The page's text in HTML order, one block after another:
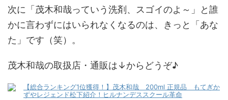
次に「茂木和哉っていう洗剤、スゴイのよ～」と誰
かに言わずにはいられなくなるのは、きっと「あな
た」です（笑）。
茂木和哉の取扱店・通販は↓からどうぞ♪
【総合ランキング1位獲得！】茂木和哉 200ml 正規品 もてぎか
ずやレジェンド松下紹介！ヒルナンデススクール革命